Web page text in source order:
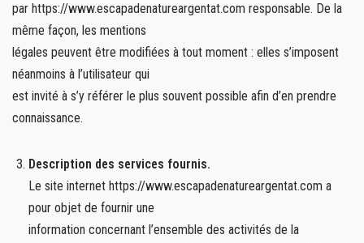
par https://www.escapadenatureargentat.com responsable. De la
même façon, les mentions
légales peuvent être modifiées à tout moment : elles s’imposent
néanmoins à l’utilisateur qui
est invité à s’y référer le plus souvent possible afin d’en prendre
connaissance.
Description des services fournis.
Le site internet https://www.escapadenatureargentat.com a
pour objet de fournir une
information concernant l’ensemble des activités de la